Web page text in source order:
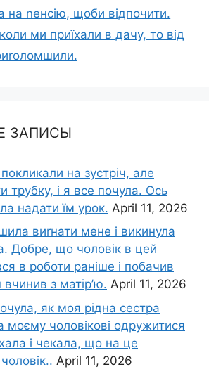
на nенсію, щоби відпочити.
ми приїхали в дачу, то від
ЗАПИСЫ
на зустріч, але
трубку, і я все почула. Ось
надати їм урок. April 11, 2026
виrнати мене і викинула
Добре, що чоловік в цей
в роботи раніше і побачив
вчинив з матір’ю. April 11, 2026
як моя рідна сестра
моєму чоловікові одружитися
і чекала, що на це
April 11, 2026